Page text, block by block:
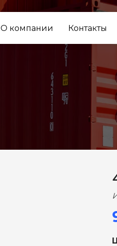
О компании Контакты